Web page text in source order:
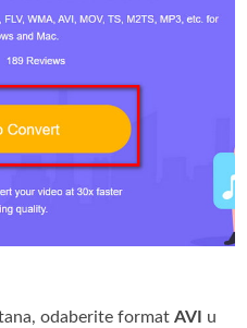
odaberite formatAVI
u